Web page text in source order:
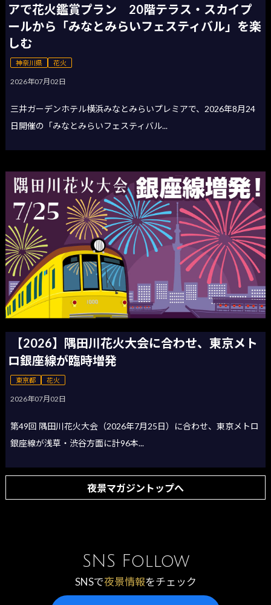
アで花火鑑賞プラン 20階テラス・スカイプ
ールから「みなとみらいフェスティバル」を楽
しむ
神奈川県 花火
2026年07月02日
三井ガーデンホテル横浜みなとみらいプレミアで、2026年8月24
日開催の「みなとみらいフェスティバル...
【2026】隅田川花火大会に合わせ、東京メト
ロ銀座線が臨時増発
東京都 花火
2026年07月02日
第49回 隅田川花火大会（2026年7月25日）に合わせ、東京メトロ
銀座線が浅草・渋谷方面に計96本...
夜景マガジントップへ
SNS Follow
SNSで夜景情報をチェック